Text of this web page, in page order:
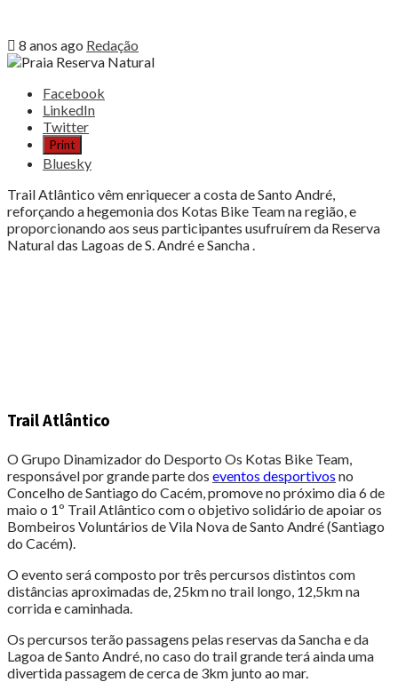
8 anos ago Redação
Share
post
"Correr
Reserva
Natural
desfrutando
do
Atlântico"
Facebook
LinkedIn
Twitter
Print
Bluesky
Trail Atlântico vêm enriquecer a costa de Santo André,
reforçando a hegemonia dos Kotas Bike Team na região, e
proporcionando aos seus participantes usufruírem da Reserva
Natural das Lagoas de S. André e Sancha .
Trail Atlântico
O Grupo Dinamizador do Desporto Os Kotas Bike Team,
responsável por grande parte dos eventos desportivos no
Concelho de Santiago do Cacém, promove no próximo dia 6 de
maio o 1º Trail Atlântico com o objetivo solidário de apoiar os
Bombeiros Voluntários de Vila Nova de Santo André (Santiago
do Cacém).
O evento será composto por três percursos distintos com
distâncias aproximadas de, 25km no trail longo, 12,5km na
corrida e caminhada.
Os percursos terão passagens pelas reservas da Sancha e da
Lagoa de Santo André, no caso do trail grande terá ainda uma
divertida passagem de cerca de 3km junto ao mar.